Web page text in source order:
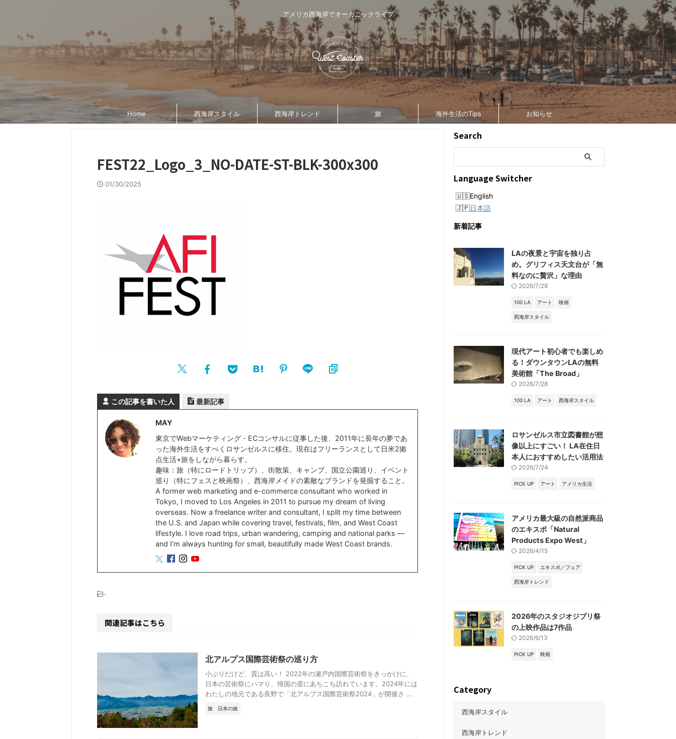
アメリカ西海岸でオーガニックライフ
Home 西海岸スタイル 西海岸トレンド 旅 海外生活のTips お知らせ
FEST22_Logo_3_NO-DATE-ST-BLK-300x300
01/30/2025
この記事を書いた人 最新記事
MAY
東京でWebマーケティング・ECコンサルに従事した後、2011年に長年の夢であ
った海外生活をすべくロサンゼルスに移住。現在はフリーランスとして日米2拠
点生活+旅をしながら暮らす。
趣味：旅（特にロードトリップ）、街散策、キャンプ、国立公園巡り、イベント
巡り（特にフェスと映画祭）、西海岸メイドの素敵なブランドを発掘すること。
A former web marketing and e-commerce consultant who worked in
Tokyo, I moved to Los Angeles in 2011 to pursue my dream of living
overseas. Now a freelance writer and consultant, I split my time between
the U.S. and Japan while covering travel, festivals, film, and West Coast
lifestyle. I love road trips, urban wandering, camping and national parks —
and I’m always hunting for small, beautifully made West Coast brands.
-
関連記事はこちら
北アルプス国際芸術祭の巡り方
小ぶりだけど、質は高い！ 2022年の瀬戸内国際芸術祭をきっかけに、
日本の芸術祭にハマり、帰国の度にあちこち訪れています。2024年には
わたしの地元である長野で「北アルプス国際芸術祭2024」が開催さ ...
旅 日本の旅
Search
Language Switcher
English
日本語
新着記事
LAの夜景と宇宙を独り占
め。グリフィス天文台が「無
料なのに贅沢」な理由
2026/7/28
100 LA アート 映画
西海岸スタイル
現代アート初心者でも楽しめ
る！ダウンタウンLAの無料
美術館「The Broad」
2026/7/28
100 LA アート 西海岸スタイル
ロサンゼルス市立図書館が想
像以上にすごい！ LA在住日
本人におすすめしたい活用法
2026/7/24
PICK UP アート アメリカ生活
アメリカ最大級の自然派商品
のエキスポ「Natural
Products Expo West」
2026/4/15
PICK UP エキスポ／フェア
西海岸トレンド
2026年のスタジオジブリ祭
の上映作品は7作品
2026/6/13
PICK UP 映画
Category
西海岸スタイル
西海岸トレンド